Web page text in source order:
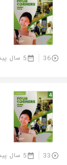
36 5 سال پیش
33 5 سال پیش